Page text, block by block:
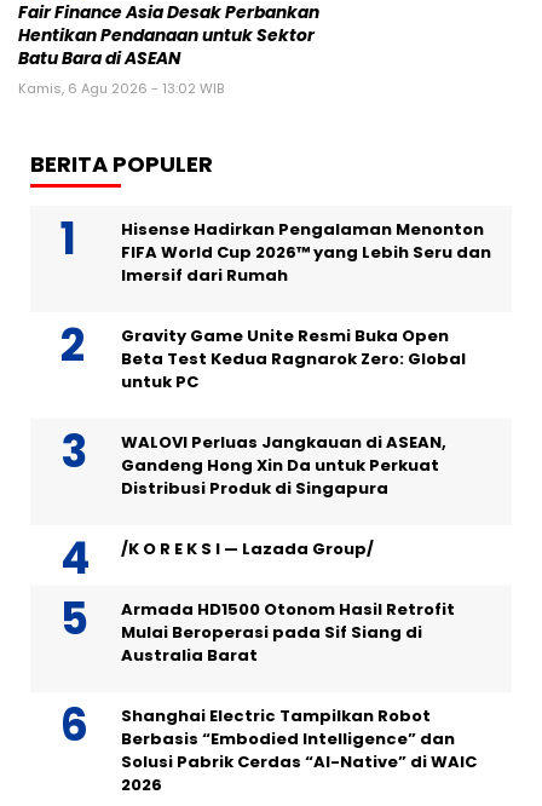
Fair Finance Asia Desak Perbankan
Hentikan Pendanaan untuk Sektor
Batu Bara di ASEAN
Kamis, 6 Agu 2026 - 13:02 WIB
BERITA POPULER
Hisense Hadirkan Pengalaman Menonton
FIFA World Cup 2026™ yang Lebih Seru dan
Imersif dari Rumah
Gravity Game Unite Resmi Buka Open
Beta Test Kedua Ragnarok Zero: Global
untuk PC
WALOVI Perluas Jangkauan di ASEAN,
Gandeng Hong Xin Da untuk Perkuat
Distribusi Produk di Singapura
/K O R E K S I — Lazada Group/
Armada HD1500 Otonom Hasil Retrofit
Mulai Beroperasi pada Sif Siang di
Australia Barat
Shanghai Electric Tampilkan Robot
Berbasis “Embodied Intelligence” dan
Solusi Pabrik Cerdas “AI-Native” di WAIC
2026